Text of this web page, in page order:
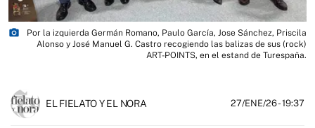
photo_camera
Por la izquierda Germán Romano, Paulo García, Jose Sánchez, Priscila
Alonso y José Manuel G. Castro recogiendo las balizas de sus (rock)
ART-POINTS, en el estand de Turespaña.
EL FIELATO Y EL NORA 27/ENE/26- 19:37